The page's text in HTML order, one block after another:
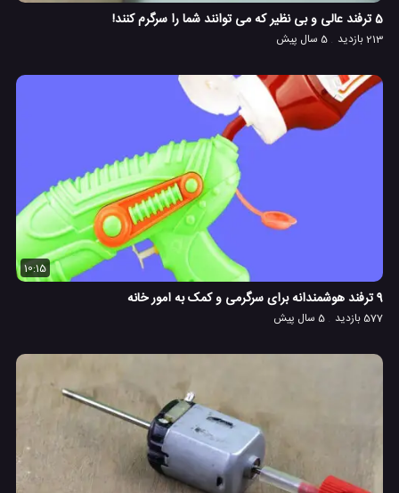
5 ترفند عالی و بی نظیر که می توانند شما را سرگرم کنند!
213 بازدید 5 سال پیش
10:15
9 ترفند هوشمندانه برای سرگرمی و کمک به امور خانه
577 بازدید 5 سال پیش